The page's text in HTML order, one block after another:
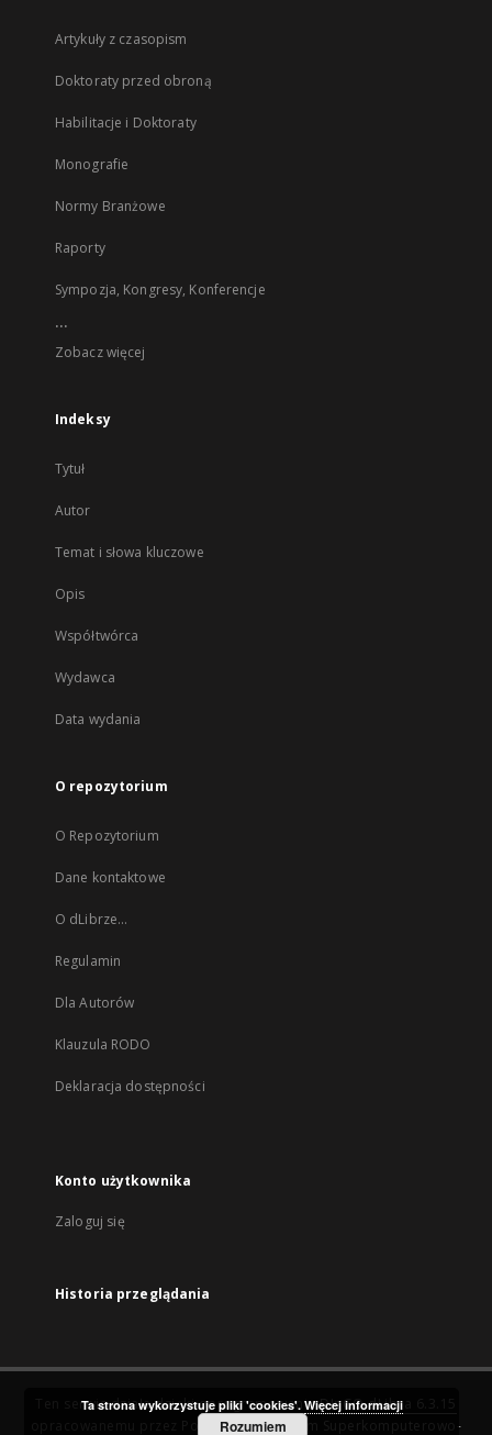
Artykuły z czasopism
Doktoraty przed obroną
Habilitacje i Doktoraty
Monografie
Normy Branżowe
Raporty
Sympozja, Kongresy, Konferencje
...
Zobacz więcej
Indeksy
Tytuł
Autor
Temat i słowa kluczowe
Opis
Współtwórca
Wydawca
Data wydania
O repozytorium
O Repozytorium
Dane kontaktowe
O dLibrze...
Regulamin
Dla Autorów
Klauzula RODO
Deklaracja dostępności
Konto użytkownika
Zaloguj się
Historia przeglądania
Ten serwis działa dzięki oprogramowaniuDInGO dLibra 6.3.15
Poznańskie Centrum Superkomputerowo-
Ta strona wykorzystuje pliki 'cookies'. Więcej informacji
Rozumiem